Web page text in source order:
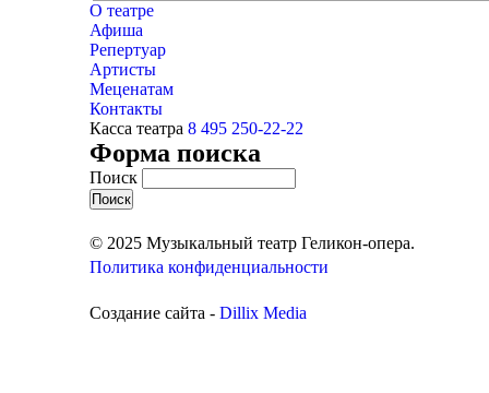
О театре
Афиша
Репертуар
Артисты
Меценатам
Контакты
Касса театра 8 495 250-22-22
Форма поиска
Поиск
© 2025 Музыкальный театр Геликон-опера.
Политика конфиденциальности
Создание сайта - Dillix Media